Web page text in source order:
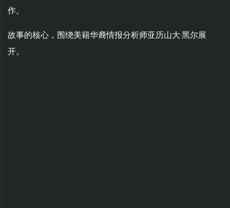
作。
故事的核心，围绕美籍华裔情报分析师亚历山大·黑尔展
开。